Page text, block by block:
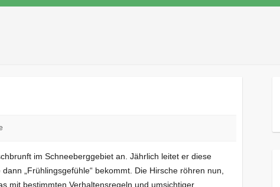
im Schneeberggebiet an. Jährlich leitet er diese
„Frühlingsgefühle“ bekommt. Die Hirsche röhren nun,
mit bestimmten Verhaltensregeln und umsichtiger